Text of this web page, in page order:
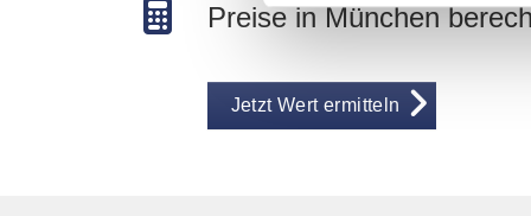
Preise in München
Jetzt Wert ermitteln